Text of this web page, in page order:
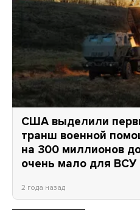
США выделили
транш военной
на 300 миллионов
очень мало для ВСУ
2 года назад